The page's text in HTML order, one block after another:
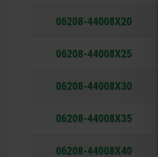
06208-44008X20
06208-44008X25
06208-44008X30
06208-44008X35
06208-44008X40